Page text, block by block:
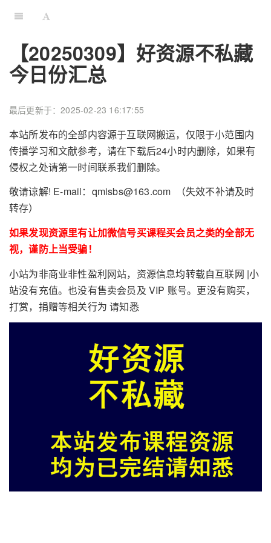
【20250309】好资源不私藏
今日份汇总
最后更新于：2025-02-23 16:17:55
本站所发布的全部内容源于互联网搬运，仅限于小范围内
传播学习和文献参考，请在下载后24小时内删除，如果有
侵权之处请第一时间联系我们删除。
敬请谅解! E-mail：qmisbs@163.com （失效不补请及时
转存）
如果发现资源里有让加微信号买课程买会员之类的全部无
视，谨防上当受骗！
小站为非商业非性盈利网站，资源信息均转载自互联网 |小
站没有充值。也没有售卖会员及 VIP 账号。更没有购买，
打赏，捐赠等相关行为 请知悉